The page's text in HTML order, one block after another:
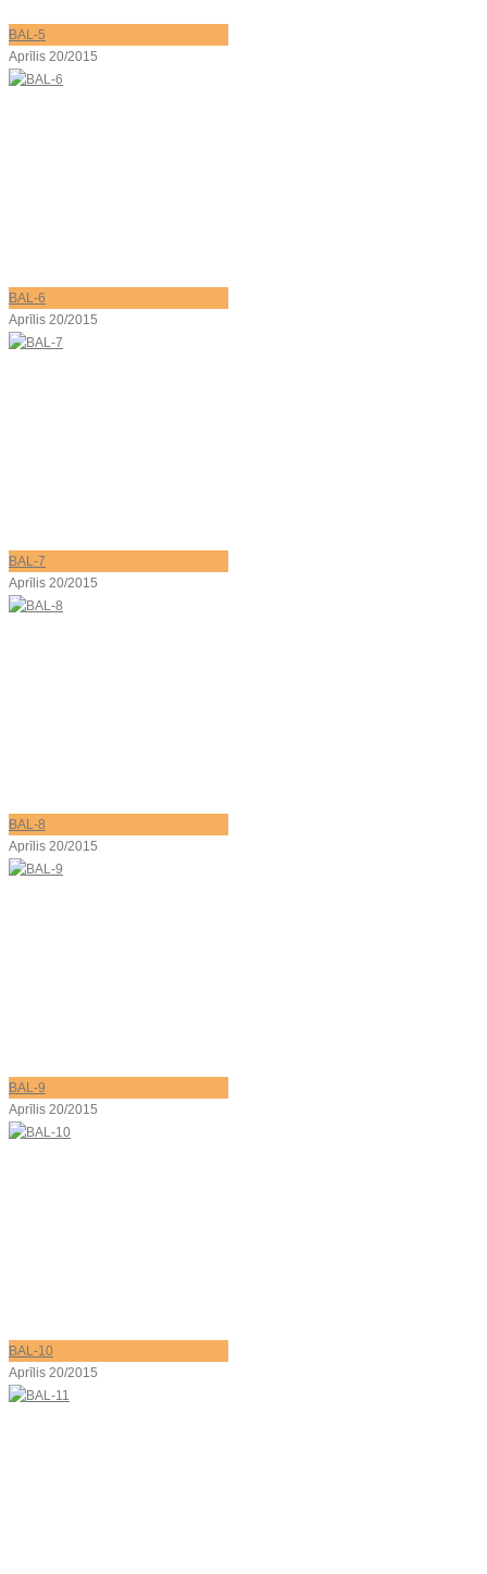
BAL-5
Aprīlis 20/2015
BAL-6
Aprīlis 20/2015
BAL-7
Aprīlis 20/2015
BAL-8
Aprīlis 20/2015
BAL-9
Aprīlis 20/2015
BAL-10
Aprīlis 20/2015